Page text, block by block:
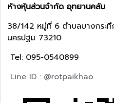
ห้างหุ้นส่วนจำกัด อุทยานคลับ
38/142 หมู่ที่ 6 ตำบลบางกระ
นครปฐม 73210
Tel: 095-0540899
Line ID : @rotpaikhao